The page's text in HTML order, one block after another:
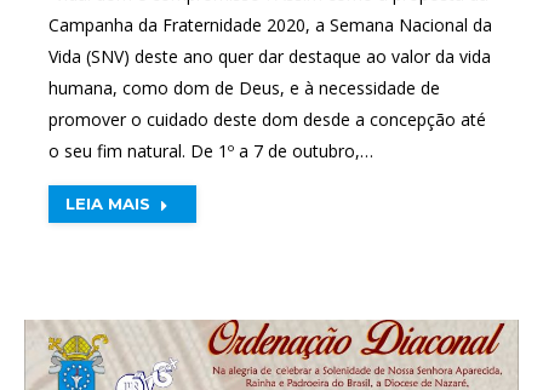
Campanha da Fraternidade 2020, a Semana Nacional da
Vida (SNV) deste ano quer dar destaque ao valor da vida
humana, como dom de Deus, e à necessidade de
promover o cuidado deste dom desde a concepção até
o seu fim natural. De 1º a 7 de outubro,…
LEIA MAIS